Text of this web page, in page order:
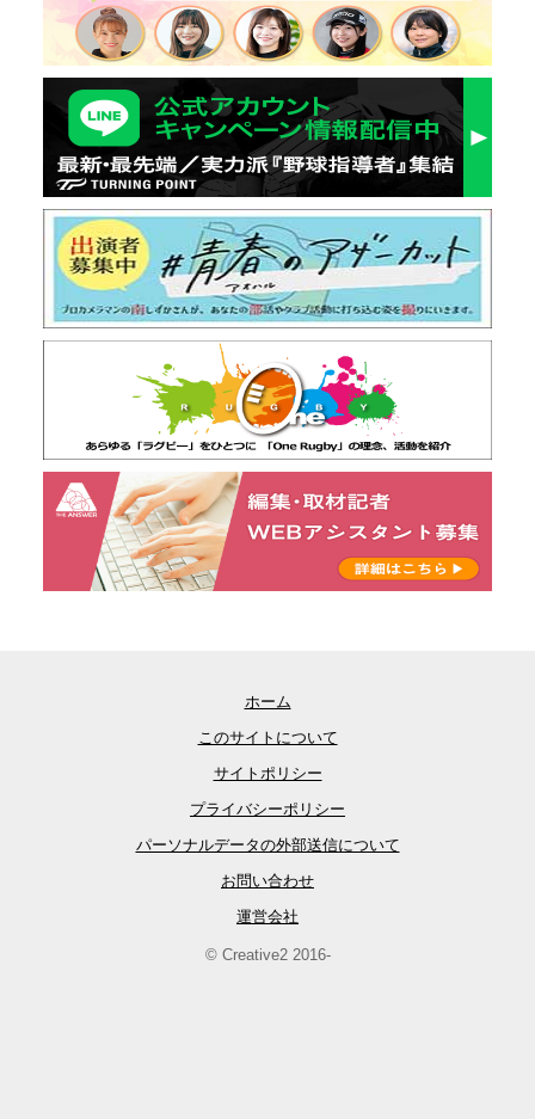
ホーム
このサイトについて
サイトポリシー
プライバシーポリシー
パーソナルデータの外部送信について
お問い合わせ
運営会社
© Creative2 2016-